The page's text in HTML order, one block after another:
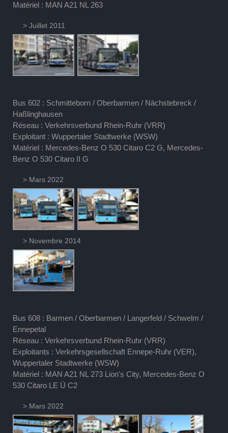
Matériel : MAN A21 NL 263
> Juillet 2011
Bus 602 : Schmitteborn / Oberbarmen / Nächstebreck /
Haßlinghausen
Réseau : Verkehrsverbund Rhein-Ruhr (VRR)
Exploitant : Wuppertaler Stadtwerke (WSW)
Matériel : Mercedes-Benz O 530 Citaro C2 G, Mercedes-
Benz O 530 Citaro II G
> Mars 2022
> Novembre 2014
Bus 608 : Barmen / Oberbarmen / Langerfeld / Schwelm /
Ennepetal
Réseau : Verkehrsverbund Rhein-Ruhr (VRR)
Exploitants : Verkehrsgesellschaft Ennepe-Ruhr (VER),
Wuppertaler Stadtwerke (WSW)
Matériel : MAN A21 NL 273 Lion's City, Mercedes-Benz O
530 Citaro LE Ü C2
> Mars 2022